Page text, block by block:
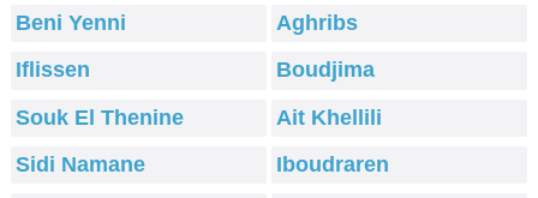
Beni Yenni
Aghribs
Iflissen
Boudjima
Souk El Thenine
Ait Khellili
Sidi Namane
Iboudraren